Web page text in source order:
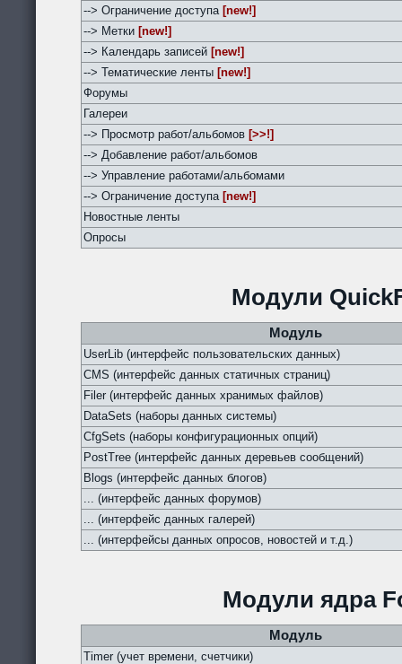
--> Ограничение доступа [new!]
--> Метки [new!]
--> Календарь записей [new!]
--> Тематические ленты [new!]
Форумы
Галереи
--> Просмотр работ/альбомов [>>!]
--> Добавление работ/альбомов
--> Управление работами/альбомами
--> Ограничение доступа [new!]
Новостные ленты
Опросы
Модули
Модуль
UserLib (интерфейс пользовательских данных)
CMS (интерфейс данных статичных страниц)
Filer (интерфейс данных хранимых файлов)
DataSets (наборы данных системы)
CfgSets (наборы конфигурационных опций)
PostTree (интерфейс данных деревьев сообщений)
Blogs (интерфейс данных блогов)
... (интерфейс данных форумов)
... (интерфейс данных галерей)
... (интерфейсы данных опросов, новостей и т.д.)
Модули ядра
Модуль
Timer (учет времени, счетчики)